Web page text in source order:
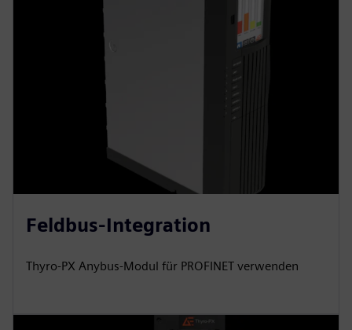
Feldbus-Integration
Thyro-PX Anybus-Modul für PROFINET verwenden